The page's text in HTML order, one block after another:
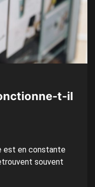
t-il
est en constante
souvent